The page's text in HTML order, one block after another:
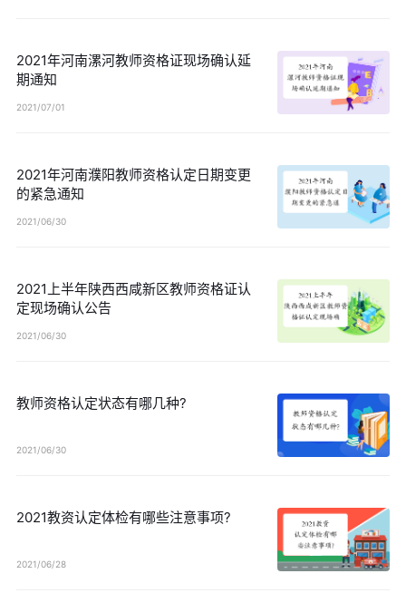
2021年河南漯河教师资格证现场确认延
期通知
2021/07/01
2021年河南濮阳教师资格认定日期变更
的紧急通知
2021/06/30
2021上半年陕西西咸新区教师资格证认
定现场确认公告
2021/06/30
教师资格认定状态有哪几种?
2021/06/30
2021教资认定体检有哪些注意事项?
2021/06/28